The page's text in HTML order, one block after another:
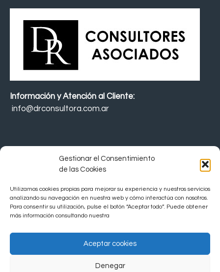
Gestionar el Consentimiento
de las Cookies
Utilizamos cookies propias para mejorar su experiencia y nuestros servicios
analizando su navegación en nuestra web y cómo interactúa con nosotros.
Para consentir su utilización, pulse el botón “Aceptar todo”. Puede obtener
más información consultando nuestra
Aceptar cookies
Denegar
Información y Atención al Cliente:
info@drconsultora.com.ar
Política de Privacidad
Política de Cookies
Aviso Legal